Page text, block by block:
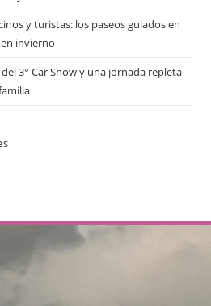
y turistas: los paseos guiados en
invierno
3° Car Show y una jornada repleta